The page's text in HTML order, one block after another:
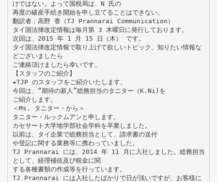
けではない。よって国税局は、N 氏の
再度の破産手続き開始を申し立てることはできない。
翻訳者：高野 香（TJ Prannarai Communication）
タイ国法律改定情報は毎月第 3 木曜日に発行しております。
次回は、2015 年 1 月 15 日（木） です。
タイ国法律改定情報で取り上げて欲しいトピック、知りたい情報な
どございましたら
ご連絡頂けましたら幸いです。
【スタッフのご紹介】
★TJP のスタッフをご紹介いたします。
今回は、“期待の新人”総務担当のタニター（K.Ni)を
ご紹介します。
＜Ms. タニター・から＞
タニター・ルックムアンと申します。
カセサート大学地学部社会学科を卒業しました。
以前は、タイ企業で総務担当として、請求書の送付
や登記に関する業務等に携わっていました。
TJ Prannarai には、2014 年 11 月に入社しました。総務担当
として、経理補佐及び税金に関
する各種書類の作成等を行っています。
TJ Prannarai には入社したばかりで日が浅いですが、お客様に